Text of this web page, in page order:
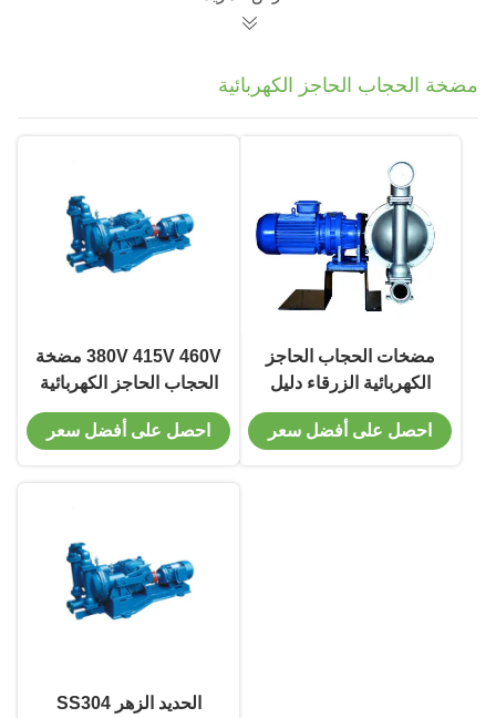
مضخة الحجاب الحاجز الكهربائية
مضخات الحجاب الحاجز
الكهربائية الزرقاء دليل
على الانفجار 15KW
مضخة مياه الحجاب
احصل على أفضل سعر
380V 415V 460V مضخة
الحجاب الحاجز الكهربائية
0.75kw-15kw كفاءة
عالية
احصل على أفضل سعر
الحديد الزهر SS304